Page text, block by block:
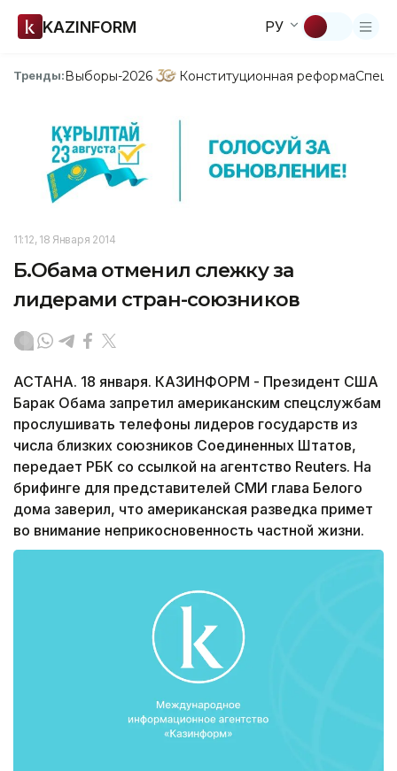
KAZINFORM РУ
Тренды:Выборы-2026 Конституционная реформа
11:12, 18 Января 2014
Б.Обама отменил слежку за
лидерами стран-союзников
АСТАНА. 18 января. КАЗИНФОРМ - Президент США
Барак Обама запретил американским спецслужбам
прослушивать телефоны лидеров государств из
числа близких союзников Соединенных Штатов,
передает РБК со ссылкой на агентство Reuters. На
брифинге для представителей СМИ глава Белого
дома заверил, что американская разведка примет
во внимание неприкосновенность частной жизни.